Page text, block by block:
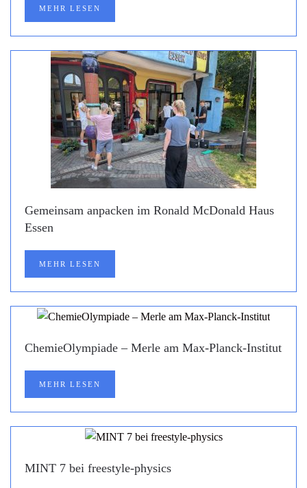
MEHR LESEN
Gemeinsam anpacken im Ronald McDonald Haus
Essen
MEHR LESEN
ChemieOlympiade – Merle am Max-Planck-Institut
MEHR LESEN
MINT 7 bei freestyle-physics